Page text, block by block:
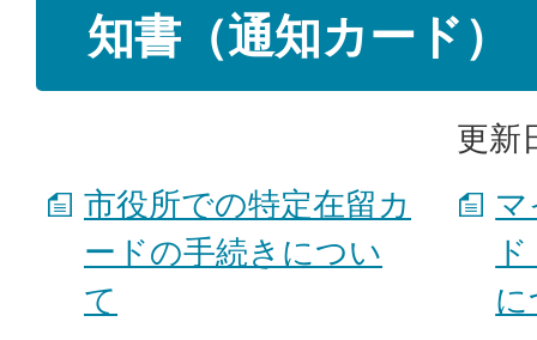
知書（通知カード）
更新
市役所での特定在留カ
ードの手続きについ
て